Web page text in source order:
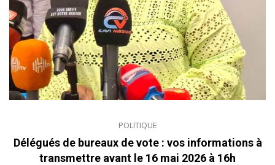
POLITIQUE
Délégués de bureaux de vote : vos informations à
transmettre avant le 16 mai 2026 à 16h